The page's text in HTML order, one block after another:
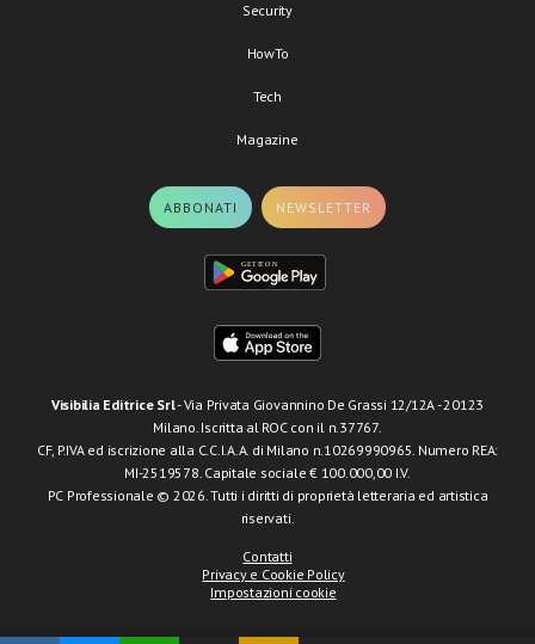
Security
HowTo
Tech
Magazine
ABBONATI NEWSLETTER
Visibilia Editrice Srl- Via Privata Giovannino De Grassi 12/12A - 20123
Milano. Iscritta al ROC con il n.37767.
CF, P.IVA ed iscrizione alla C.C.I.A.A. di Milano n.10269990965. Numero REA:
MI-2519578. Capitale sociale € 100.000,00 I.V.
PC Professionale © 2026. Tutti i diritti di proprietà letteraria ed artistica
riservati.
Contatti
Privacy e Cookie Policy
Impostazioni cookie